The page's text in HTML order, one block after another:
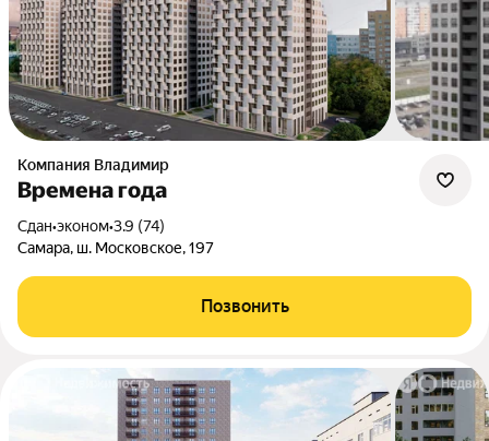
Компания Владимир
Времена года
Сдан•эконом•3.9 (74)
Самара, ш. Московское, 197
Позвонить